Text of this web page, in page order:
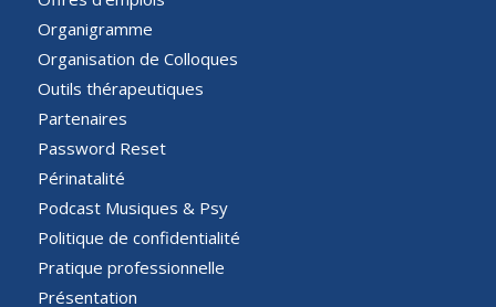
Organigramme
Organisation de Colloques
Outils thérapeutiques
Partenaires
Password Reset
Périnatalité
Podcast Musiques & Psy
Politique de confidentialité
Pratique professionnelle
Présentation